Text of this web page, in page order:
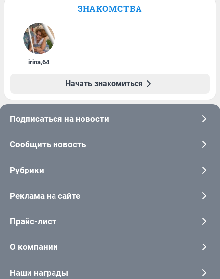
ЗНАКОМСТВА
irina,64
Начать знакомиться
Подписаться на новости
Сообщить новость
Рубрики
Реклама на сайте
Прайс-лист
О компании
Наши награды